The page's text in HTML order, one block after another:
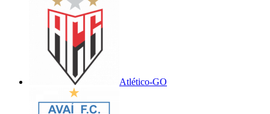
Atlético-GO